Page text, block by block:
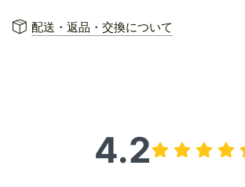
配送・返品・交換について
4.2